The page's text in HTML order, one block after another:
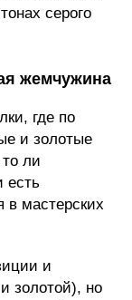
серого
жемчужина
где по
и золотые
ли
есть
в мастерских
и
золотой), но